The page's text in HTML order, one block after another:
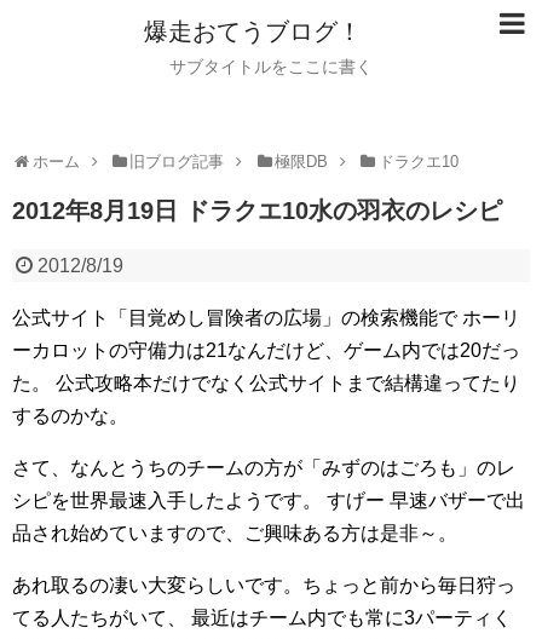
爆走おてうブログ！
サブタイトルをここに書く
ホーム 旧ブログ記事 極限DB ドラクエ10
2012年8月19日 ドラクエ10水の羽衣のレシピ
2012/8/19
公式サイト「目覚めし冒険者の広場」の検索機能でホーリ
ーカロットの守備力は21なんだけど、ゲーム内では20だっ
た。
公式攻略本だけでなく公式サイトまで結構違ってたり
するのかな。
さて、なんとうちのチームの方が「みずのはごろも」のレ
シピを世界最速入手したようです。
すげー 早速バザーで出
品され始めていますので、ご興味ある方は是非～。
あれ取るの凄い大変らしいです。ちょっと前から毎日狩っ
てる人たちがいて、
最近はチーム内でも常に3パーティく